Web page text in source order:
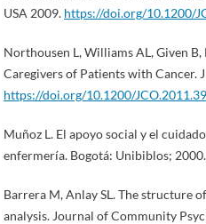
USA 2009. https://doi.org/10.1200/
Northousen L, Williams AL, Given
Caregivers of Patients with Cancer.
https://doi.org/10.1200/
Muñoz L. El apoyo social y el
enfermería. Bogotá: Unibiblos; 2000.
Barrera M, Anlay SL. The structure
analysis. Journal of Community